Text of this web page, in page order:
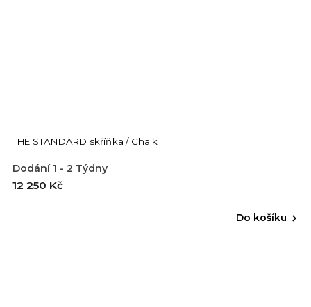
THE STANDARD skříňka / Chalk
Dodání 1 - 2 Týdny
12 250 Kč
Do košíku